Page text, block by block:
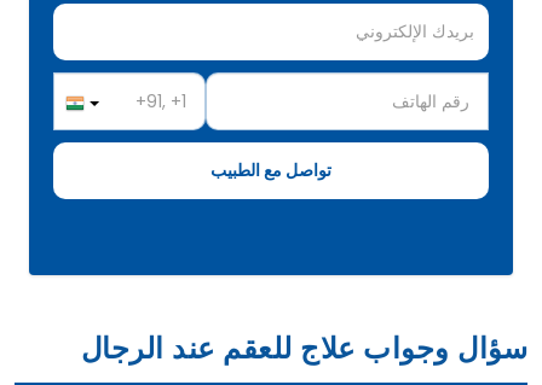
سؤال وجواب علاج للعقم عند الرجال